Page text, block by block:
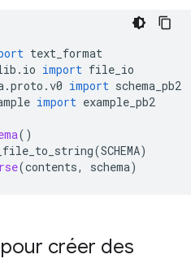
2.2/models/estimator/
2.2/models/estimator/
variables
variables.index
2.2/models/estimator/
of-00001
text_format
. io import file_io
.proto .v0 import schema_pb2
import example_pb2
()
(SCHEMA)
(contents, schema)
créer des